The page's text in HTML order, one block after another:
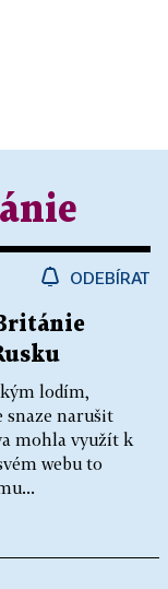
ODEBÍRAT
lodím,
snaze narušit
mohla využít k
webu to